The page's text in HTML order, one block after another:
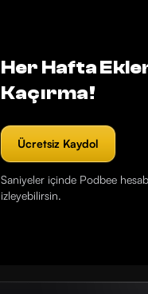
Her Hafta
Kaçırma!
Ücretsiz Kaydol
Saniyeler içinde Podbee
izleyebilirsin.